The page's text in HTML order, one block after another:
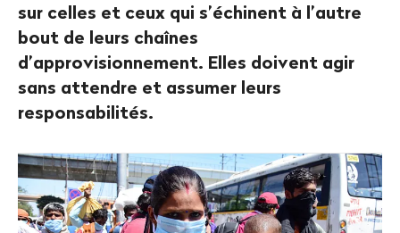
sur celles et ceux qui s’échinent à l’autre
bout de leurs chaînes
d’approvisionnement. Elles doivent agir
sans attendre et assumer leurs
responsabilités.